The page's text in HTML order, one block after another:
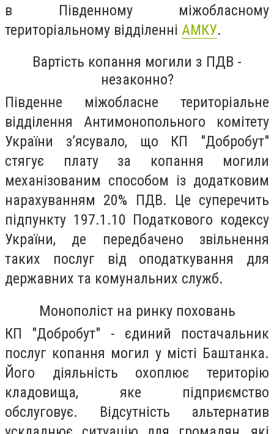
в Південному міжобласному
територіальному відділенні АМКУ.
Вартість копання могили з ПДВ -
незаконно?
Південне міжобласне територіальне
відділення Антимонопольного комітету
України з’ясувало, що КП "Добробут"
стягує плату за копання могили
механізованим способом із додатковим
нарахуванням 20% ПДВ. Це суперечить
підпункту 197.1.10 Податкового кодексу
України, де передбачено звільнення
таких послуг від оподаткування для
державних та комунальних служб.
Монополіст на ринку поховань
КП "Добробут" - єдиний постачальник
послуг копання могил у місті Баштанка.
Його діяльність охоплює територію
кладовища, яке підприємство
обслуговує. Відсутність альтернатив